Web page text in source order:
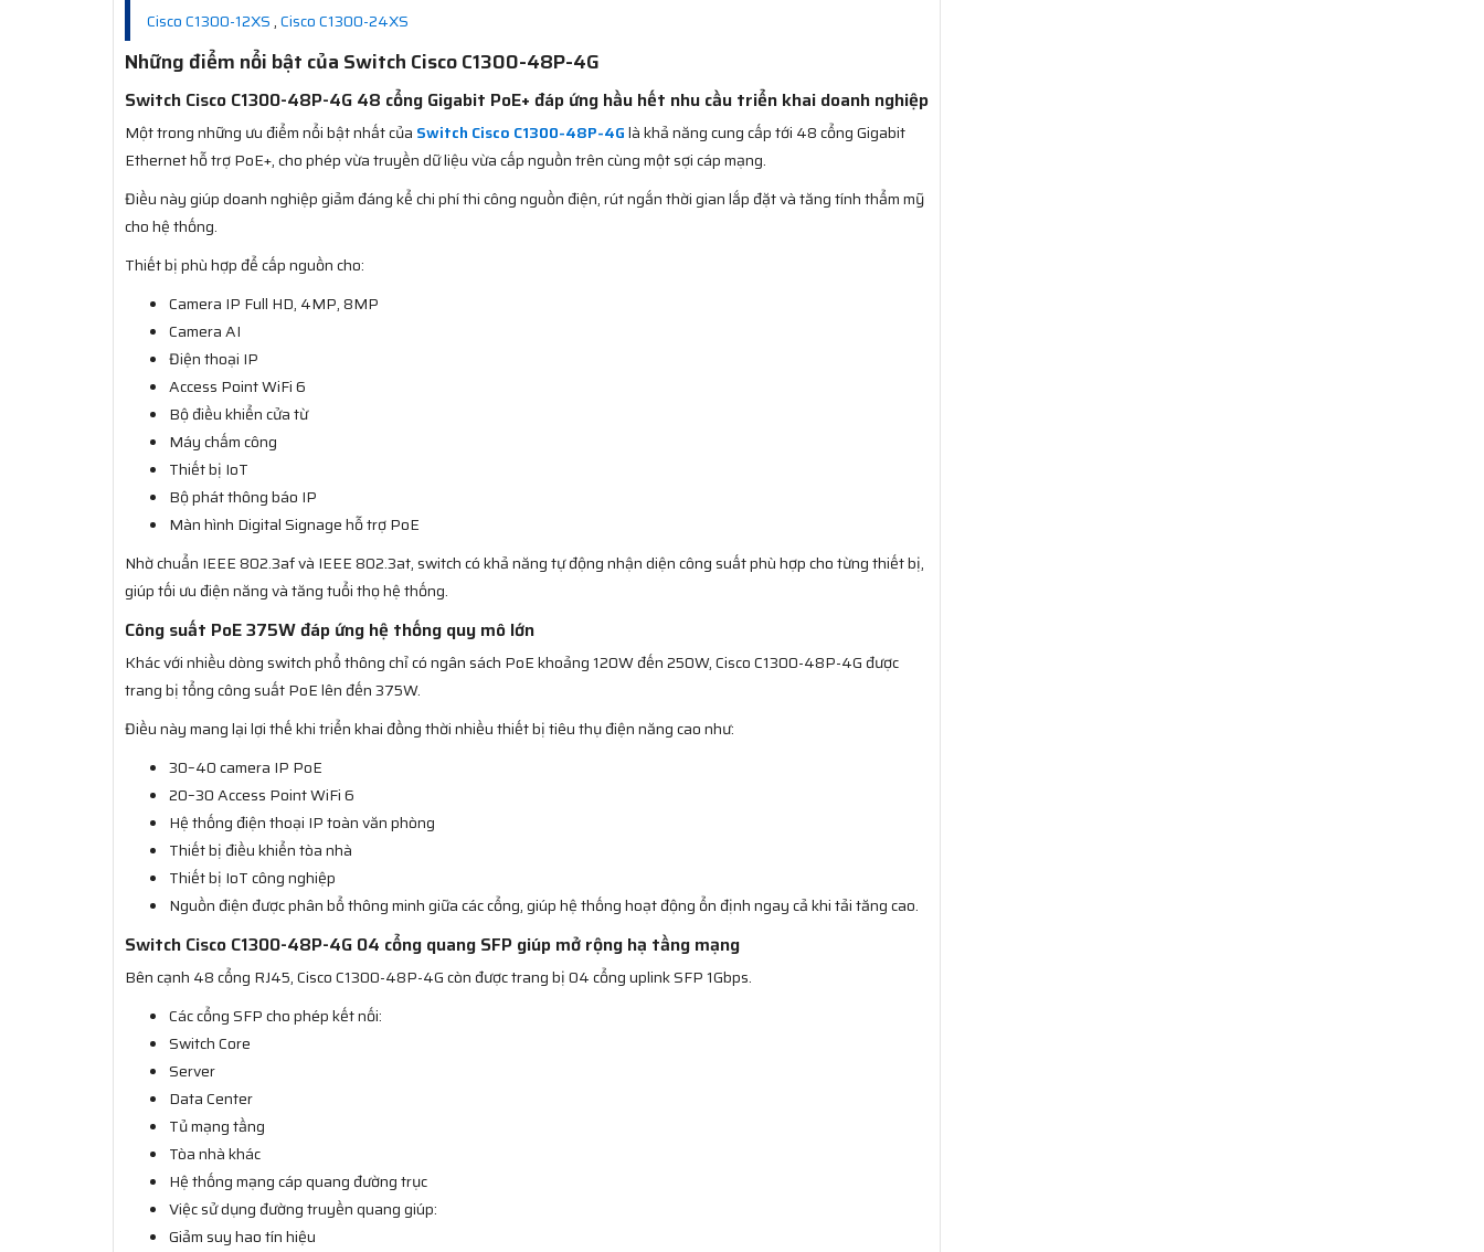
Cisco C1300-12XS,Cisco C1300-24XS
Những điểm nổi bật của Switch Cisco C1300-48P-4G
Switch Cisco C1300-48P-4G 48 cổng Gigabit PoE+ đáp ứng hầu hết nhu cầu triển khai doanh nghiệp
Một trong những ưu điểm nổi bật nhất của Switch Cisco C1300-48P-4Glà khả năng cung cấp tới 48 cổng Gigabit
Ethernet hỗ trợ PoE+, cho phép vừa truyền dữ liệu vừa cấp nguồn trên cùng một sợi cáp mạng.
Điều này giúp doanh nghiệp giảm đáng kể chi phí thi công nguồn điện, rút ngắn thời gian lắp đặt và tăng tính thẩm mỹ
cho hệ thống.
Thiết bị phù hợp để cấp nguồn cho:
Camera IP Full HD, 4MP, 8MP
Camera AI
Điện thoại IP
Access Point WiFi 6
Bộ điều khiển cửa từ
Máy chấm công
Thiết bị IoT
Bộ phát thông báo IP
Màn hình Digital Signage hỗ trợ PoE
Nhờ chuẩn IEEE 802.3af và IEEE 802.3at, switch có khả năng tự động nhận diện công suất phù hợp cho từng thiết bị,
giúp tối ưu điện năng và tăng tuổi thọ hệ thống.
Công suất PoE 375W đáp ứng hệ thống quy mô lớn
Khác với nhiều dòng switch phổ thông chỉ có ngân sách PoE khoảng 120W đến 250W, Cisco C1300-48P-4G được
trang bị tổng công suất PoE lên đến 375W.
Điều này mang lại lợi thế khi triển khai đồng thời nhiều thiết bị tiêu thụ điện năng cao như:
30–40 camera IP PoE
20–30 Access Point WiFi 6
Hệ thống điện thoại IP toàn văn phòng
Thiết bị điều khiển tòa nhà
Thiết bị IoT công nghiệp
Nguồn điện được phân bổ thông minh giữa các cổng, giúp hệ thống hoạt động ổn định ngay cả khi tải tăng cao.
Switch Cisco C1300-48P-4G 04 cổng quang SFP giúp mở rộng hạ tầng mạng
Bên cạnh 48 cổng RJ45, Cisco C1300-48P-4G còn được trang bị 04 cổng uplink SFP 1Gbps.
Các cổng SFP cho phép kết nối:
Switch Core
Server
Data Center
Tủ mạng tầng
Tòa nhà khác
Hệ thống mạng cáp quang đường trục
Việc sử dụng đường truyền quang giúp:
Giảm suy hao tín hiệu